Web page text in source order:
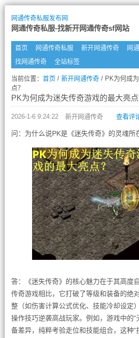
网通传奇私服发布网
网通传奇私服-找新开网通传奇sf网站
首页 网通传奇私服 新开网通传奇
网
找网通传奇
全站标签
当前位置： 首页/ 新开网通传奇/ PK为何成
点？
PK为何成为迷失传奇游戏的最大亮点
2026-1-6 9:24:22 新开网通传奇 查看评
问：为什么说PK是《迷失传奇》的灵魂所
答：《迷失传奇》的核心魅力在于其高度
传奇游戏相比，它打破了等级和装备的绝
整（如伤害计算公式优化、技能冷却设定
操作技巧逆袭高战玩家。例如，游戏中的“
备差异，纯粹考验走位和技能组合，这种“